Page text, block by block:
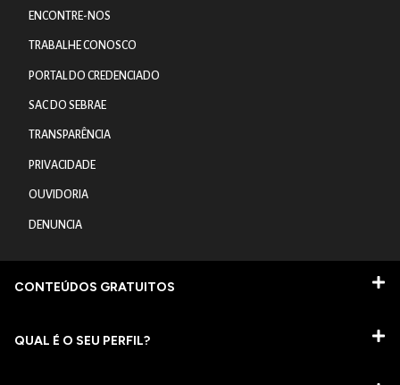
ENCONTRE-NOS
TRABALHE CONOSCO
PORTAL DO CREDENCIADO
SAC DO SEBRAE
TRANSPARÊNCIA
PRIVACIDADE
OUVIDORIA
DENUNCIA
CONTEÚDOS GRATUITOS
QUAL É O SEU PERFIL?